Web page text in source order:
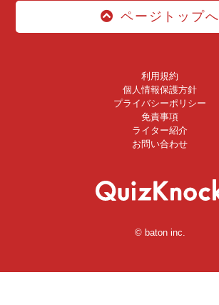
ページトップへ
利用規約
個人情報保護方針
プライバシーポリシー
免責事項
ライター紹介
お問い合わせ
© baton inc.